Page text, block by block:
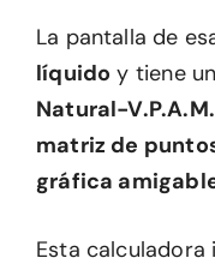
La pantalla de
líquido y tiene un
Natural-
matriz de
gráfica
Esta calculadora